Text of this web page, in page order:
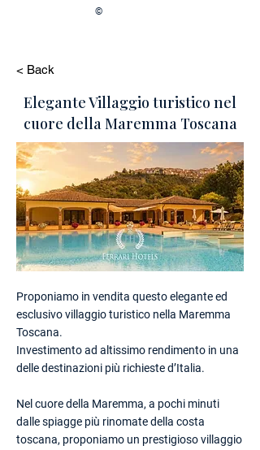
©
< Back
Elegante Villaggio turistico nel
cuore della Maremma Toscana
Proponiamo in vendita questo elegante ed
esclusivo villaggio turistico nella Maremma
Toscana.
Investimento ad altissimo rendimento in una
delle destinazioni più richieste d’Italia.
Nel cuore della Maremma, a pochi minuti
dalle spiagge più rinomate della costa
toscana, proponiamo un prestigioso villaggio